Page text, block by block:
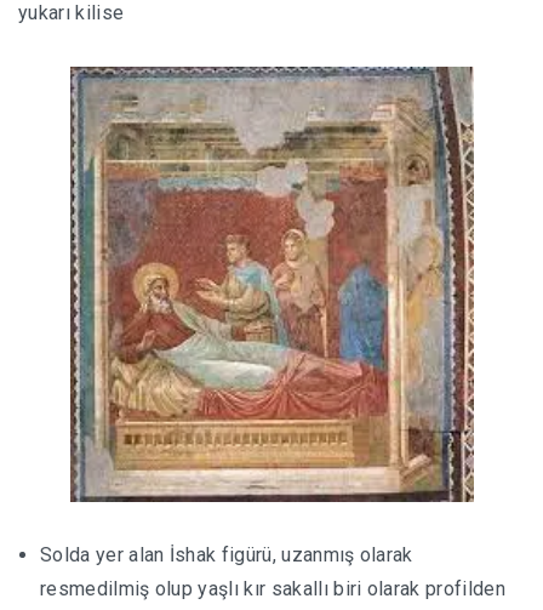
yukarı kilise
Solda yer alan İshak figürü, uzanmış olarak
resmedilmiş olup yaşlı kır sakallı biri olarak profilden